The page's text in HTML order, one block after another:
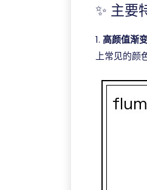
✨ 主要
1. 高颜值渐
上常见的颜